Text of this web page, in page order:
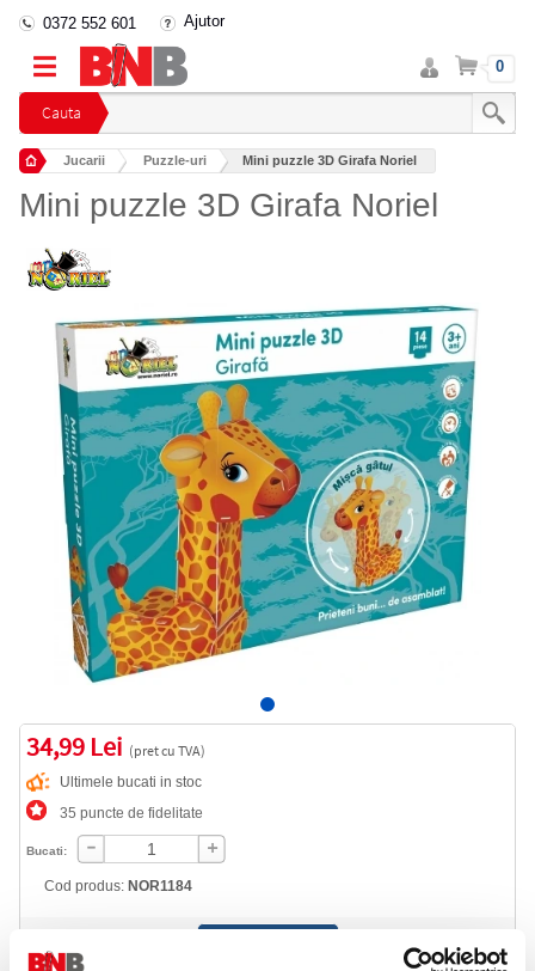
Cauta
0372 552 601 Ajutor
Intra
in
cont
Cos 0
Jucarii Puzzle-uri Mini puzzle 3D Girafa Noriel
Mini puzzle 3D Girafa Noriel
34,99 Lei (pret cu TVA)
Ultimele bucati in stoc
35 puncte de fidelitate
Bucati:
Cod produs: NOR1184